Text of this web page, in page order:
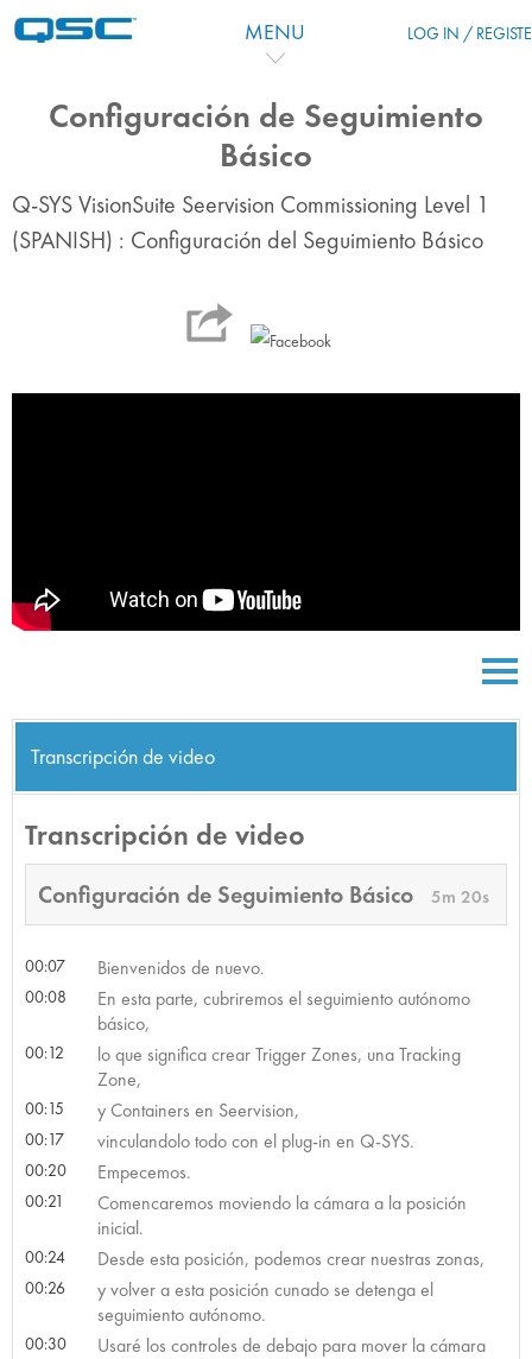
MENU LOG IN /
Configuración de Seguimiento
Básico
Q-SYS VisionSuite Seervision Commissioning Level 1
(SPANISH) : Configuración del Seguimiento Básico
Transcripción de video
Transcripción de video
Configuración de Seguimiento Básico 5m 20s
00:07 Bienvenidos de nuevo.
00:08
En esta parte, cubriremos el seguimiento autónomo
básico,
00:12
lo que significa crear Trigger Zones, una Tracking
Zone,
00:15 y Containers en Seervision,
00:17 vinculandolo todo con el plug-in en Q-SYS.
00:20 Empecemos.
00:21
Comencaremos moviendo la cámara a la posición
inicial.
00:24 Desde esta posición, podemos crear nuestras zonas,
00:26
y volver a esta posición cunado se detenga el
seguimiento autónomo.
00:30 Usaré los controles de debajo para mover la cámara